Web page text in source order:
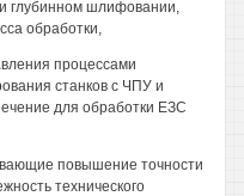
глубинном шлифовании,
обработки,
процессами
станков с ЧПУ и
для обработки ЕЗС
повышение точности
технического